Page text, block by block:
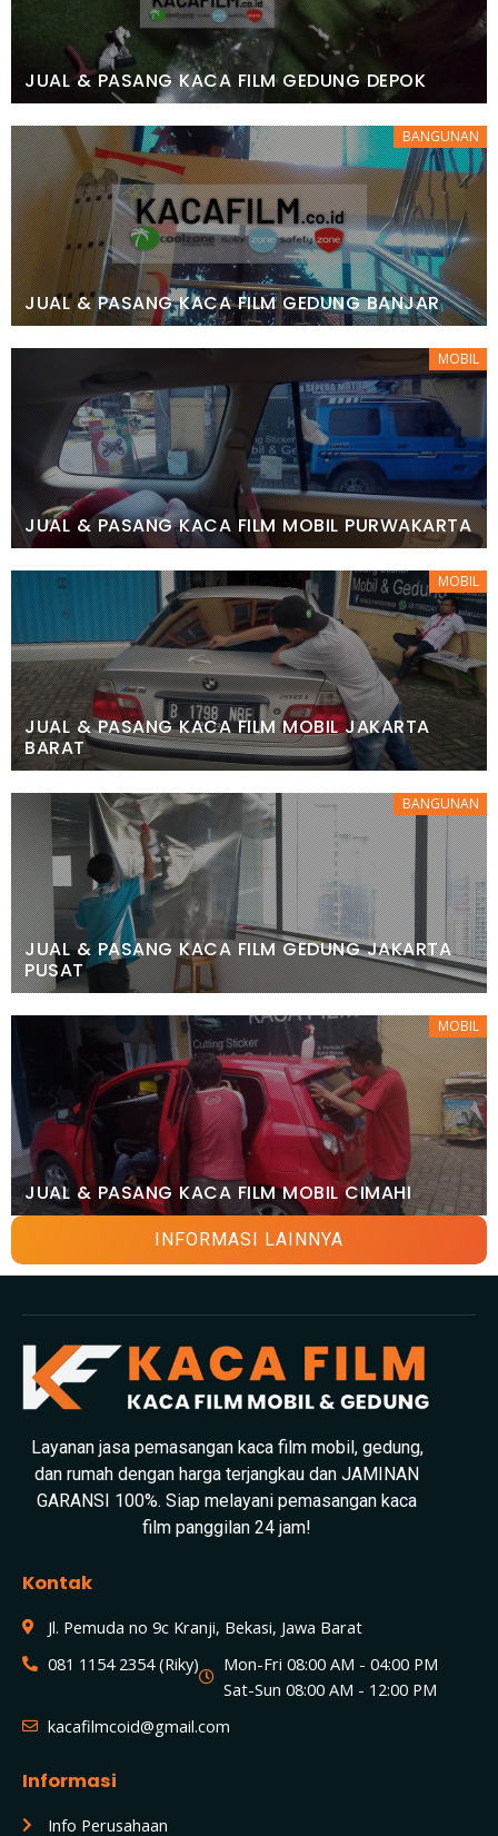
JUAL & PASANG KACA FILM GEDUNG DEPOK
BANGUNAN
JUAL & PASANG KACA FILM GEDUNG BANJAR
MOBIL
JUAL & PASANG KACA FILM MOBIL PURWAKARTA
MOBIL
JUAL & PASANG KACA FILM MOBIL JAKARTA
BARAT
BANGUNAN
JUAL & PASANG KACA FILM GEDUNG JAKARTA
PUSAT
MOBIL
JUAL & PASANG KACA FILM MOBIL CIMAHI
INFORMASI LAINNYA
Layanan jasa pemasangan kaca film mobil, gedung,
dan rumah dengan harga terjangkau dan JAMINAN
GARANSI 100%. Siap melayani pemasangan kaca
film panggilan 24 jam!
Kontak
Jl. Pemuda no 9c Kranji, Bekasi, Jawa Barat
081 1154 2354 (Riky)
Mon-Fri 08:00 AM - 04:00 PM
Sat-Sun 08:00 AM - 12:00 PM
kacafilmcoid@gmail.com
Informasi
Info Perusahaan